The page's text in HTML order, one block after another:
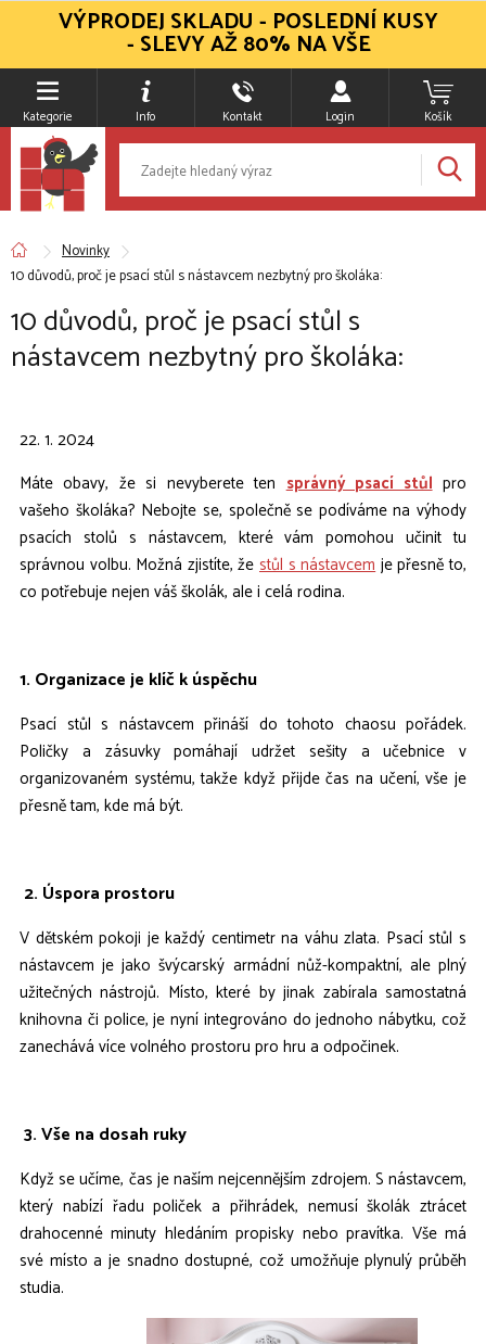
Kategorie Info Kontakt Login Košík
Novinky
10 důvodů, proč je psací stůl s nástavcem nezbytný pro školáka:
10 důvodů, proč je psací stůl s
nástavcem nezbytný pro školáka:
22. 1. 2024
Máte obavy, že si nevyberete tensprávný psací stůlpro
vašeho školáka? Nebojte se, společně se podíváme na výhody
psacích stolů s nástavcem, které vám pomohou učinit tu
správnou volbu. Možná zjistíte, že stůl s nástavcemje přesně to,
co potřebuje nejen váš školák, ale i celá rodina.
1. Organizace je klíč k úspěchu
Psací stůl s nástavcem přináší do tohoto chaosu pořádek.
Poličky a zásuvky pomáhají udržet sešity a učebnice v
organizovaném systému, takže když přijde čas na učení, vše je
přesně tam, kde má být.
2. Úspora prostoru
V dětském pokoji je každý centimetr na váhu zlata. Psací stůl s
nástavcem je jako švýcarský armádní nůž-kompaktní, ale plný
užitečných nástrojů. Místo, které by jinak zabírala samostatná
knihovna či police, je nyní integrováno do jednoho nábytku, což
zanechává více volného prostoru pro hru a odpočinek.
3. Vše na dosah ruky
Když se učíme, čas je naším nejcennějším zdrojem. S nástavcem,
který nabízí řadu poliček a přihrádek, nemusí školák ztrácet
drahocenné minuty hledáním propisky nebo pravítka. Vše má
své místo a je snadno dostupné, což umožňuje plynulý průběh
studia.
VÝPRODEJ SKLADU - POSLEDNÍ KUSY
- SLEVY AŽ 80% NA VŠE